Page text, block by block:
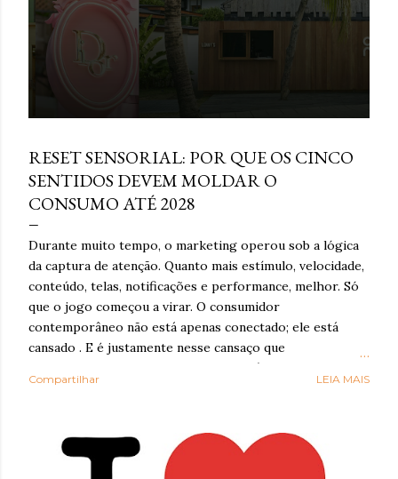
e
n
RESET SENSORIAL: POR QUE OS CINCO
SENTIDOS DEVEM MOLDAR O
CONSUMO ATÉ 2028
Durante muito tempo, o marketing operou sob a lógica
da captura de atenção. Quanto mais estímulo, velocidade,
conteúdo, telas, notificações e performance, melhor. Só
que o jogo começou a virar. O consumidor
contemporâneo não está apenas conectado; ele está
cansado . E é justamente nesse cansaço que o reset
sensorial ganha força: como resposta à exaustão
cognitiva e emocional provocada por anos de
WGSN define o conceito como a valorização de tato,
olfato, visão, audição e paladar como ferramentas de
bem-estar, presença e conexão . Embora o nome “reset
Compartilhar LEIA MAIS